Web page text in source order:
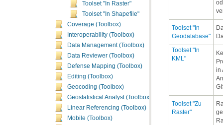
Toolset "In Raster"
Toolset "In Shapefile"
Coverage (Toolbox)
Interoperability (Toolbox)
Data Management (Toolbox)
Data Reviewer (Toolbox)
Defense Mapping (Toolbox)
Editing (Toolbox)
Geocoding (Toolbox)
Geostatistical Analyst (Toolbox)
Linear Referencing (Toolbox)
Mobile (Toolbox)
Geodatabase"
KML"
Raster"